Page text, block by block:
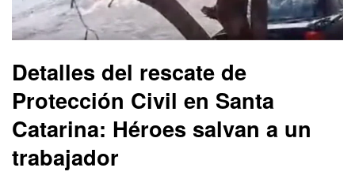
Detalles del rescate de
Protección Civil en Santa
Catarina: Héroes salvan a un
trabajador